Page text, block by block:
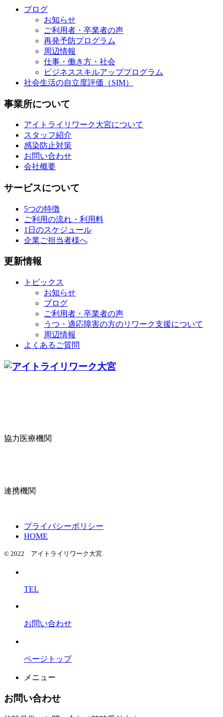
ブログ
お知らせ
ご利用者・卒業者の声
再発予防プログラム
周辺情報
仕事・働き方・社会
ビジネススキルアッププログラム
社会生活の自立度評価（SIM）
事業所について
アイトライリワーク大宮について
スタッフ紹介
感染防止対策
お問い合わせ
会社概要
サービスについて
5つの特徴
ご利用の流れ・利用料
1日のスケジュール
企業ご担当者様へ
更新情報
トピックス
お知らせ
ブログ
ご利用者・卒業者の声
うつ・適応障害の方のリワーク支援について
周辺情報
よくあるご質問
協力医療機関
連携機関
プライバシーポリシー
HOME
© 2022 アイトライリワーク大宮.
TEL
お問い合わせ
ページトップ
メニュー
お問い合わせ